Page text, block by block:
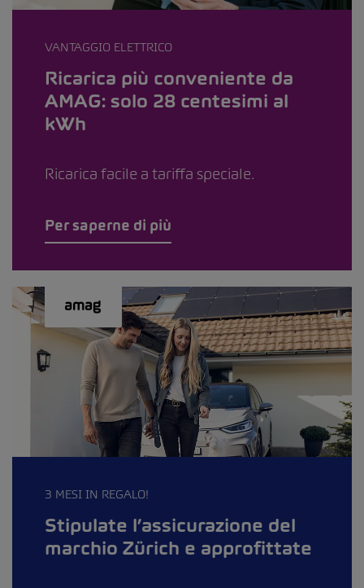
VANTAGGIO ELETTRICO
Ricarica più conveniente da
AMAG: solo 28 centesimi al
kWh
Ricarica facile a tariffa speciale.
Per saperne di più
3 MESI IN REGALO!
Stipulate l’assicurazione del
marchio Zürich e approfittate